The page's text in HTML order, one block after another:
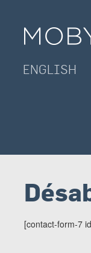
content
ENGLISH
[contact-form-7